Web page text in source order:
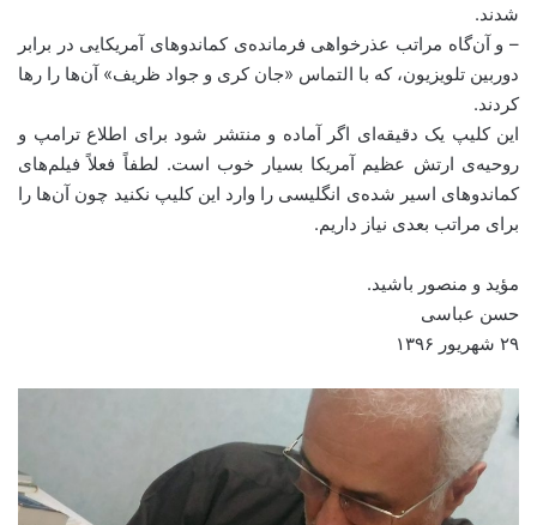
شدند.
– و آن‌گاه مراتب عذرخواهی فرمانده‌ی کماندوهای آمریکایی در برابر
دوربین تلویزیون، که با التماس «جان کری و جواد ظریف» آن‌ها را رها
کردند.
این کلیپ یک دقیقه‌ای اگر آماده و منتشر شود برای اطلاع ترامپ و
روحیه‌ی ارتش عظیم آمریکا بسیار خوب است. لطفاً فعلاً فیلم‌های
کماندوهای اسیر شده‌ی انگلیسی را وارد این کلیپ نکنید چون آن‌ها را
برای مراتب بعدی نیاز داریم.
مؤید و منصور باشید.
حسن عباسی
۲۹ شهریور ۱۳۹۶